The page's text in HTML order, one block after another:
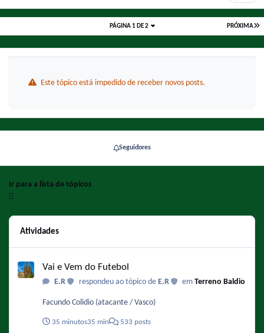
PRÓXIMA
PÁGINA 1 DE 2
Este tópico está impedido de receber novos posts.
Seguidores
Ir para a lista de tópicos
Atividades
Vai e Vem do Futebol
E.R respondeu ao tópico de E.R emTerreno Baldio
Facundo Colidio (atacante / Vasco)
35 minutos35 min 533 posts